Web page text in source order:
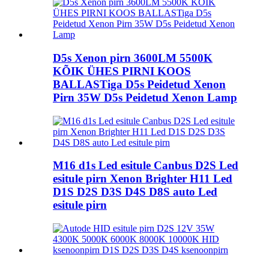
D5s Xenon pirn 3600LM 5500K
KÕIK ÜHES ​​PIRNI KOOS
BALLASTiga D5s Peidetud Xenon
Pirn 35W D5s Peidetud Xenon Lamp
M16 d1s Led esitule Canbus D2S Led
esitule pirn Xenon Brighter H11 Led
D1S D2S D3S D4S D8S auto Led
esitule pirn